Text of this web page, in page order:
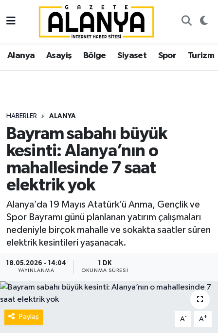
Alanya Asayiş Bölge Siyaset Spor Turizm
HABERLER ALANYA
Bayram sabahı büyük
kesinti: Alanya’nın o
mahallesinde 7 saat
elektrik yok
Alanya’da 19 Mayıs Atatürk’ü Anma, Gençlik ve
Spor Bayramı günü planlanan yatırım çalışmaları
nedeniyle birçok mahalle ve sokakta saatler süren
elektrik kesintileri yaşanacak.
18.05.2026 - 14:04
YAYINLANMA
1 DK
OKUNMA SÜRESI
Paylaş A- A+
Alanya
Asayiş
Siyaset
Spor
Turizm
Ekonomi
Gazipaşa
İstanbul Nöbetçi Eczaneler
İstanbul Hava Durumu
Süper Lig Puan Durumu ve Fikstür
Tüm Manşetler
Son Dakika Haberleri
Haber Arşivi